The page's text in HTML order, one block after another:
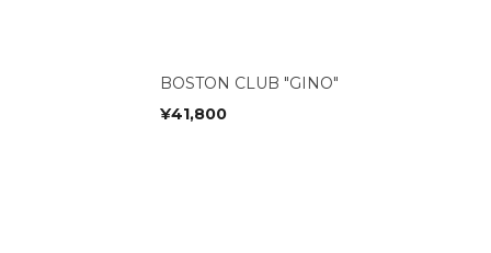
BOSTON CLUB "GINO"
¥41,800